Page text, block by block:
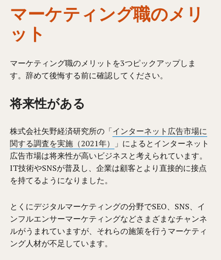
マーケティング職のメリ
ット
マーケティング職のメリットを3つピックアップしま
す。辞めて後悔する前に確認してください。
将来性がある
株式会社矢野経済研究所の「インターネット広告市場に
関する調査を実施（2021年）
」によるとインターネット
広告市場は将来性が高いビジネスと考えられています。
IT技術やSNSが普及し、企業は顧客とより直接的に接点
を持てるようになりました。
とくにデジタルマーケティングの分野でSEO、SNS、イ
ンフルエンサーマーケティングなどさまざまなチャンネ
ルがうまれていますが、それらの施策を行うマーケティ
ング人材が不足しています。